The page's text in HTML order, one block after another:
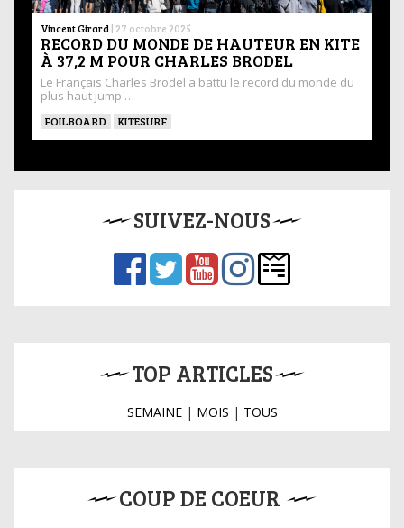
Vincent Girard | 27 octobre 2025
RECORD DU MONDE DE HAUTEUR EN KITE
À 37,2 M POUR CHARLES BRODEL
Le Français Charles Brodel a battu le record du monde du
plus haut jump …
FOILBOARD KITESURF
SUIVEZ-NOUS
TOP ARTICLES
SEMAINE| MOIS | TOUS
COUP DE COEUR